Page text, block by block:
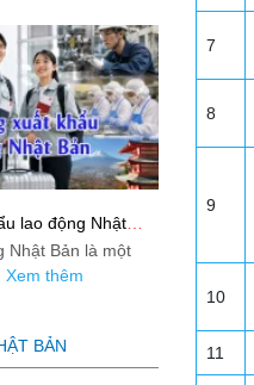
7
8
9
10
11
lao động Nhật
Nhật Bản là một
Xem thêm
BẢN